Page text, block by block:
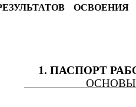
ОСВОЕНИЯ
1. ПАСПОРТ
ОСНОВЫ